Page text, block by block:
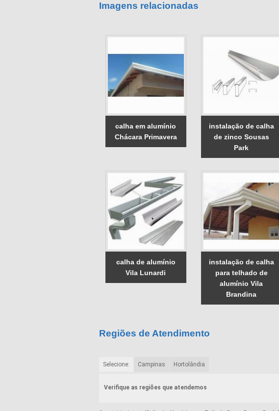
Imagens relacionadas
calha em alumínio
Chácara Primavera
instalação de calha
de zinco Sousas
Park
calha de alumínio
Vila Lunardi
instalação de calha
para telhado de
alumínio Vila
Brandina
Regiões de Atendimento
Selecione: Campinas Hortolândia
Verifique as regiões que atendemos